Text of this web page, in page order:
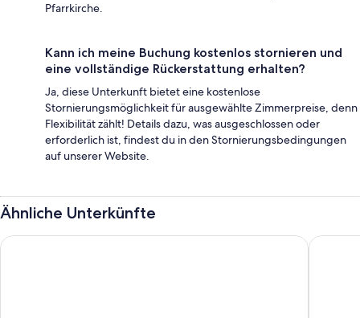
Pfarrkirche.
Kann ich meine Buchung kostenlos stornieren und
eine vollständige Rückerstattung erhalten?
Ja, diese Unterkunft bietet eine kostenlose
Stornierungsmöglichkeit für ausgewählte Zimmerpreise, denn
Flexibilität zählt! Details dazu, was ausgeschlossen oder
erforderlich ist, findest du in den Stornierungsbedingungen
auf unserer Website.
Ähnliche Unterkünfte
Pannonia Tower Hotel Parndorf ibis